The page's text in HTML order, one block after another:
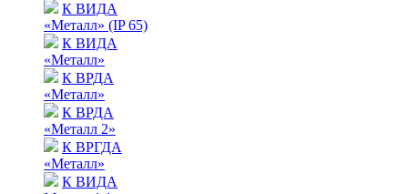
К ВИДА
«Металл» (IP 65)
К ВИДА
«Металл»
К ВРДА
«Металл»
К ВРДА
«Металл 2»
К ВРГДА
«Металл»
К ВИДА